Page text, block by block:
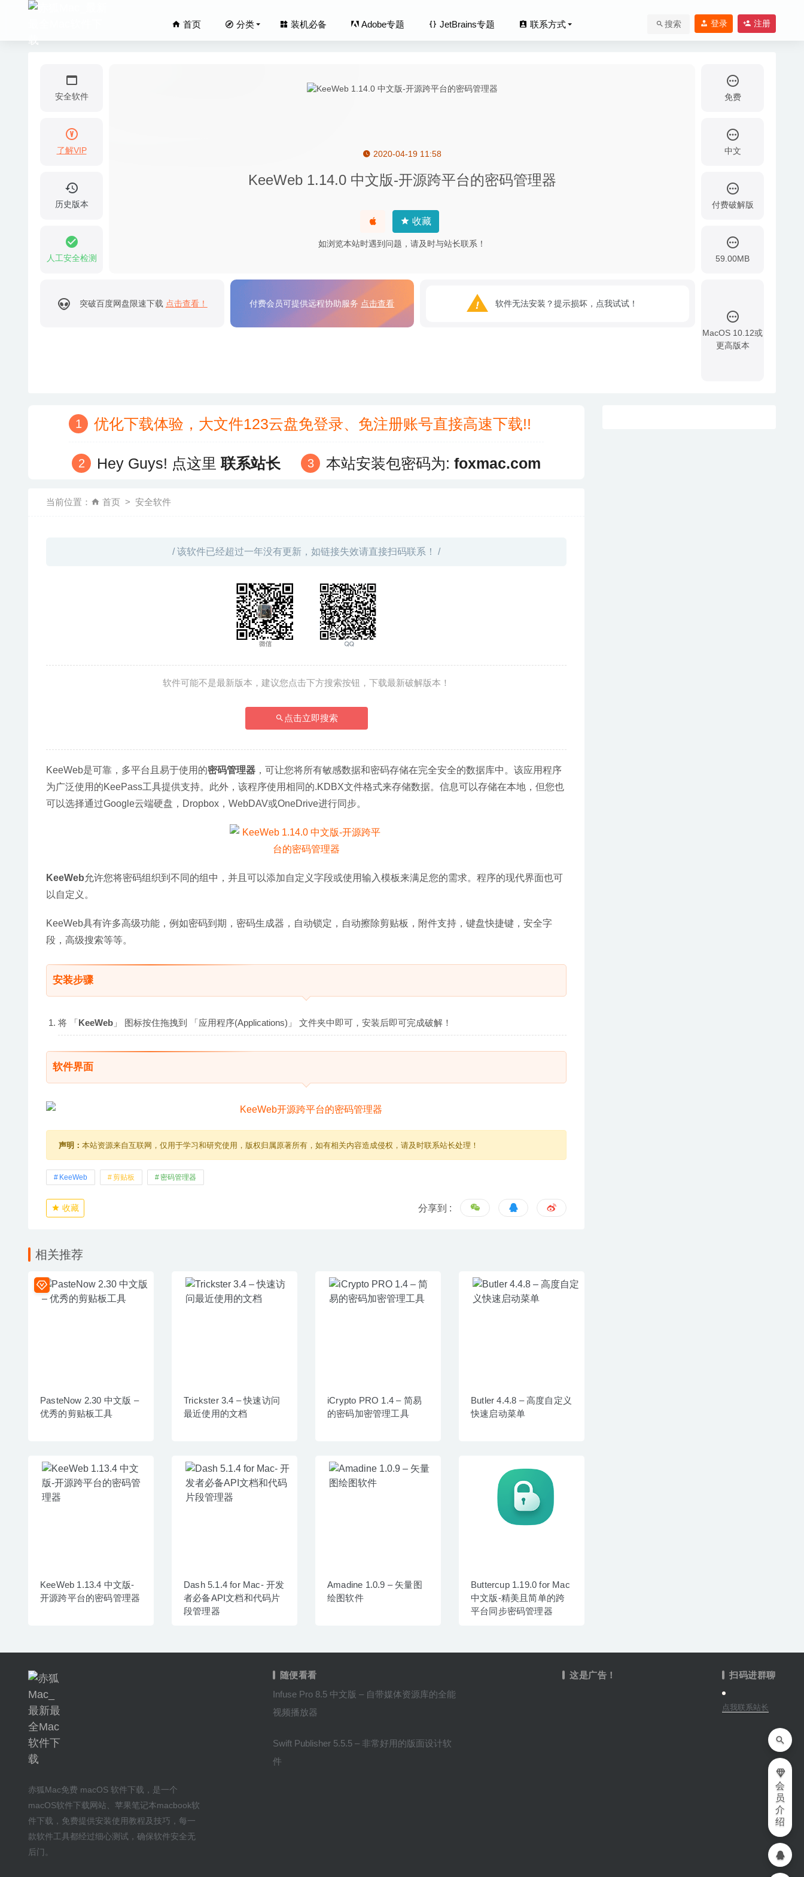
首页 分类 装机必备 Adobe专题 JetBrains专题 联系方式 搜索 登录 注册
安全软件
了解VIP
历史版本
人工安全检测
2020-04-19 11:58
KeeWeb 1.14.0 中文版-开源跨平台的密码管理器
收藏
如浏览本站时遇到问题，请及时与站长联系！
免费
中文
付费破解版
59.00MB
MacOS 10.12或
更高版本
突破百度网盘限速下载 点击查看！ 付费会员可提供远程协助服务 点击查看 软件无法安装？提示损坏，点我试试！
优化下载体验，大文件123云盘免登录、免注册账号直接高速下载!!
Hey Guys! 点这里联系站长 本站安装包密码为: foxmac.com
当前位置： 首页 安全软件
/ 该软件已经超过一年没有更新，如链接失效请直接扫码联系！ /
软件可能不是最新版本，建议您点击下方搜索按钮，下载最新破解版本！
点击立即搜索
KeeWeb是可靠，多平台且易于使用的密码管理器 ，可让您将所有敏感数据和密码存储在完全安全的数据库中。该应用程序
为广泛使用的KeePass工具提供支持。此外，该程序使用相同的.KDBX文件格式来存储数据。信息可以存储在本地，但您也
可以选择通过Google云端硬盘，Dropbox，WebDAV或OneDrive进行同步。
KeeWeb允许您将密码组织到不同的组中，并且可以添加自定义字段或使用输入模板来满足您的需求。程序的现代界面也可
以自定义。
KeeWeb具有许多高级功能，例如密码到期，密码生成器，自动锁定，自动擦除剪贴板，附件支持，键盘快捷键，安全字
段，高级搜索等等。
安装步骤
将 「KeeWeb 」 图标按住拖拽到 「应用程序(Applications)」 文件夹中即可，安装后即可完成破解！
软件界面
声明： 本站资源来自互联网，仅用于学习和研究使用，版权归属原著所有，如有相关内容造成侵权，请及时联系站长处理！
KeeWeb 剪贴板 密码管理器
收藏 分享到 :
相关推荐
PasteNow 2.30 中文版 –
优秀的剪贴板工具
Trickster 3.4 – 快速访问
最近使用的文档
iCrypto PRO 1.4 – 简易
的密码加密管理工具
Butler 4.4.8 – 高度自定义
快速启动菜单
KeeWeb 1.13.4 中文版-
开源跨平台的密码管理器
Dash 5.1.4 for Mac- 开发
者必备API文档和代码片
段管理器
Amadine 1.0.9 – 矢量图
绘图软件
Buttercup 1.19.0 for Mac
中文版-精美且简单的跨
平台同步密码管理器
赤狐Mac免费 macOS 软件下载 ，是一个
macOS软件下载网站
苹果笔记本macbook软
件下载 ，免费提供安装使用教程及技巧 ，每一
款软件工具都经过细心测试，确保软件安全无
后门。
随便看看
Infuse Pro 8.5 中文版 – 自带媒体资源库的全能
视频播放器
Swift Publisher 5.5.5 – 非常好用的版面设计软
件
这是广告！ 扫码进群聊
点我联系站长
会
员
介
绍
Typinator 8.3 for Mac- 强大的文本快速输入工具 2020-02-23
Smultron 12.0.7 for Mac 中文破解版 2020-02-18
goPanel 2.8.6 for Mac- 优秀的服务器管理工具 2020-03-23